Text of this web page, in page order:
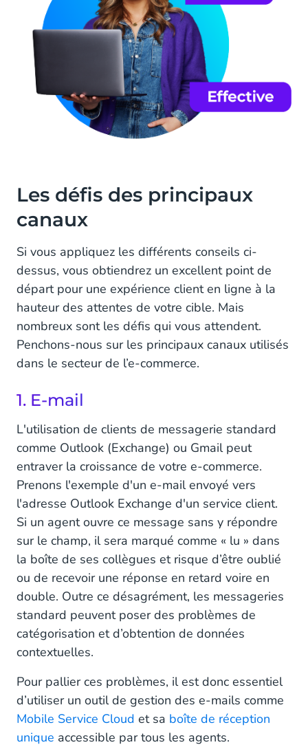
Les défis des principaux
canaux
Si vous appliquez les différents conseils ci-
dessus, vous obtiendrez un excellent point de
départ pour une expérience client en ligne à la
hauteur des attentes de votre cible. Mais
nombreux sont les défis qui vous attendent.
Penchons-nous sur les principaux canaux utilisés
dans le secteur de l’e-commerce.
1. E-mail
L'utilisation de clients de messagerie standard
comme Outlook (Exchange) ou Gmail peut
entraver la croissance de votre e-commerce.
Prenons l'exemple d'un e-mail envoyé vers
l'adresse Outlook Exchange d'un service client.
Si un agent ouvre ce message sans y répondre
sur le champ, il sera marqué comme « lu » dans
la boîte de ses collègues et risque d’être oublié
ou de recevoir une réponse en retard voire en
double. Outre ce désagrément, les messageries
standard peuvent poser des problèmes de
catégorisation et d’obtention de données
contextuelles.
Pour pallier ces problèmes, il est donc essentiel
d’utiliser un outil de gestion des e-mails comme
Mobile Service Cloud et sa boîte de réception
unique accessible par tous les agents.